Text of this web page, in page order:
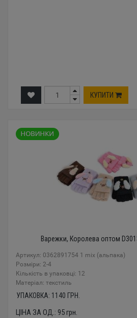
КУПИТИ
Варежки, Королева оптом
Артикул: 0362891754 1 mix (альпака)
Розміри: 2-4
Кількість в упаковці: 12
Mатеріал: текстиль
УПАКОВКА: 1140 ГРН.
ЦІНА ЗА ОД.: 95грн.